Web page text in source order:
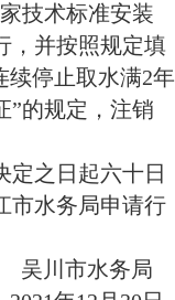
技术标准安装
，并按照规定填
续停止取水满2年
”的规定，注销
定之日起六十日
市水务局申请行
吴川市水务局